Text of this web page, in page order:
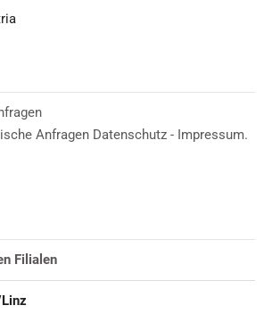
Anfragen Datenschutz - Impressum.
Filialen